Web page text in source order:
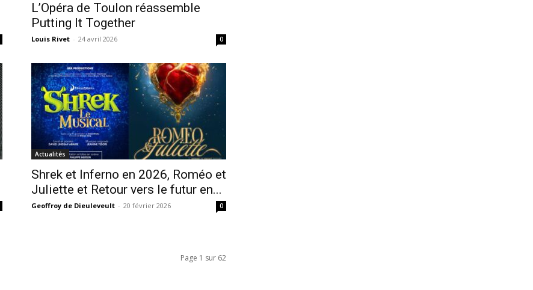
L’Opéra de Toulon réassemble
Putting It Together
Louis Rivet - 24 avril 2026 0
Actualités
Shrek et Inferno en 2026, Roméo et
Juliette et Retour vers le futur en...
Geoffroy de Dieuleveult - 20 février 2026 0
Page 1 sur 62